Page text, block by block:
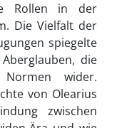
Rollen in der
Die Vielfalt der
spiegelte
die
wider.
von Olearius
zwischen